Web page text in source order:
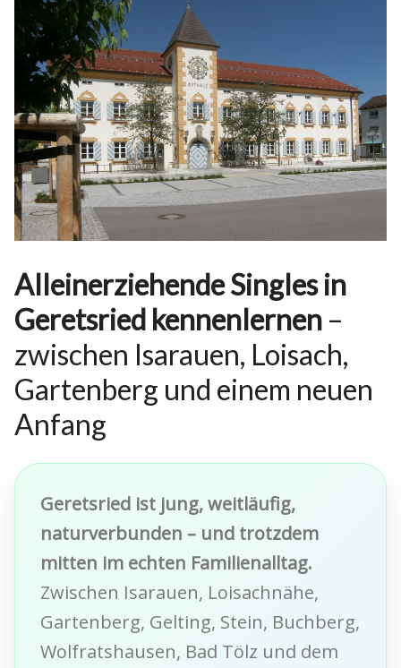
Rechte
Alleinerziehende Singles in
Geretsried kennenlernen –
zwischen Isarauen, Loisach,
Gartenberg und einem neuen
Anfang
Geretsried ist jung, weitläufig,
naturverbunden – und trotzdem
mitten im echten Familienalltag.
Zwischen Isarauen, Loisachnähe,
Gartenberg, Gelting, Stein, Buchberg,
Wolfratshausen, Bad Tölz und dem